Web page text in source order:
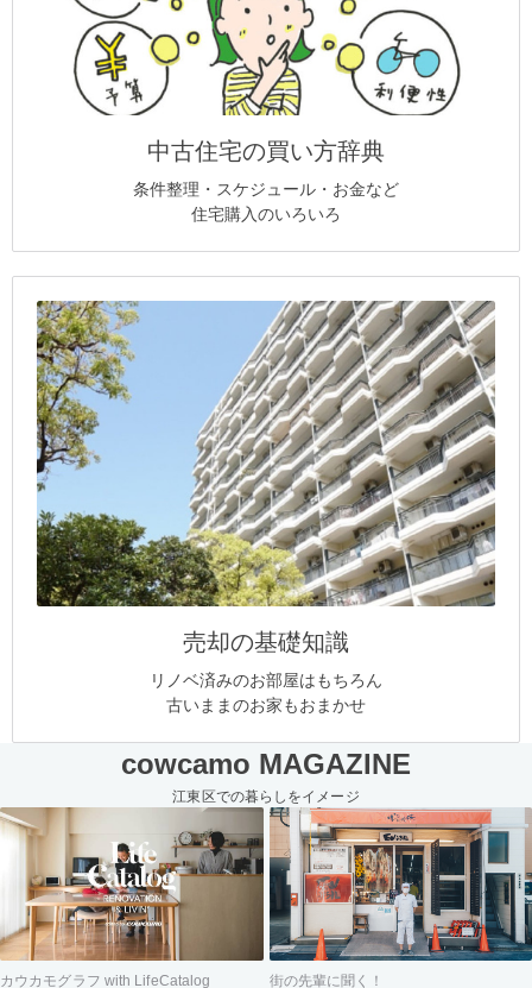
中古住宅の買い方辞典
条件整理・スケジュール・お金など
住宅購入のいろいろ
売却の基礎知識
リノベ済みのお部屋はもちろん
古いままのお家もおまかせ
cowcamo MAGAZINE
江東区での暮らしをイメージ
カウカモグラフ with LifeCatalog 街の先輩に聞く！